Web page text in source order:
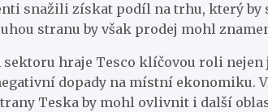
snažili získat podíl na trhu, který
stranu by však prodej mohl
hraje Tesco klíčovou roli
dopady na místní ekonomiku.
Teska by mohl ovlivnit i další